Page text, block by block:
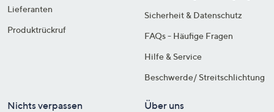
Lieferanten
Produktrückruf
Sicherheit & Datenschutz
FAQs - Häufige Fragen
Hilfe & Service
Beschwerde/ Streitschlichtung
Nichts verpassen Über uns